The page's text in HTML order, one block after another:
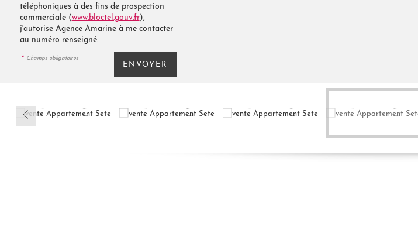
téléphoniques à des fins de prospection
commerciale (www.bloctel.gouv.fr),
j'autorise Agence Amarine à me contacter
au numéro renseigné.
* Champs obligatoires